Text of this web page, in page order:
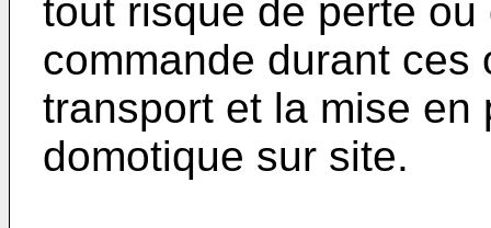
tout risque de perte
commande durant ces
transport et la mise en
domotique sur site.